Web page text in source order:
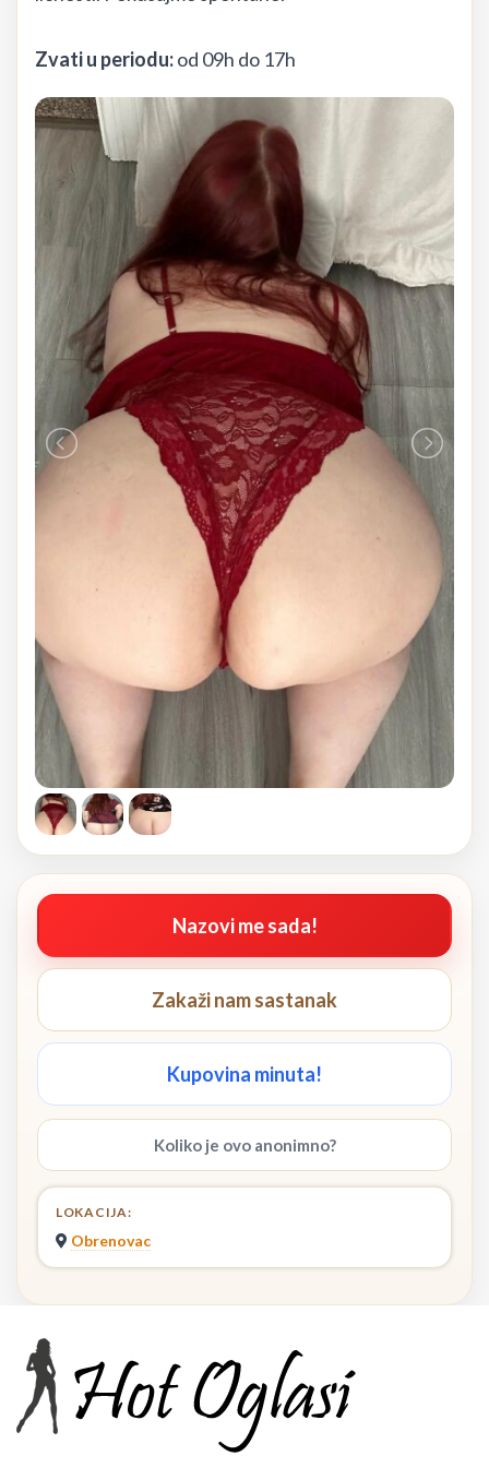
Zvati u periodu:od 09h do 17h
Nazovi me sada!
Zakaži nam sastanak
Kupovina minuta!
Koliko je ovo anonimno?
LOKACIJA:
Obrenovac